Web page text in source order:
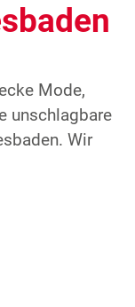
Mode,
unschlagbare
Wir